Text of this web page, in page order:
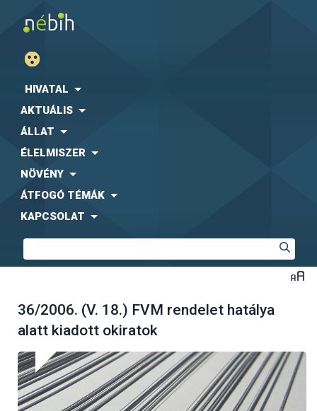
HIVATAL
AKTUÁLIS
ÁLLAT
ÉLELMISZER
NÖVÉNY
ÁTFOGÓ TÉMÁK
KAPCSOLAT
36/2006. (V. 18.) FVM rendelet hatálya
alatt kiadott okiratok